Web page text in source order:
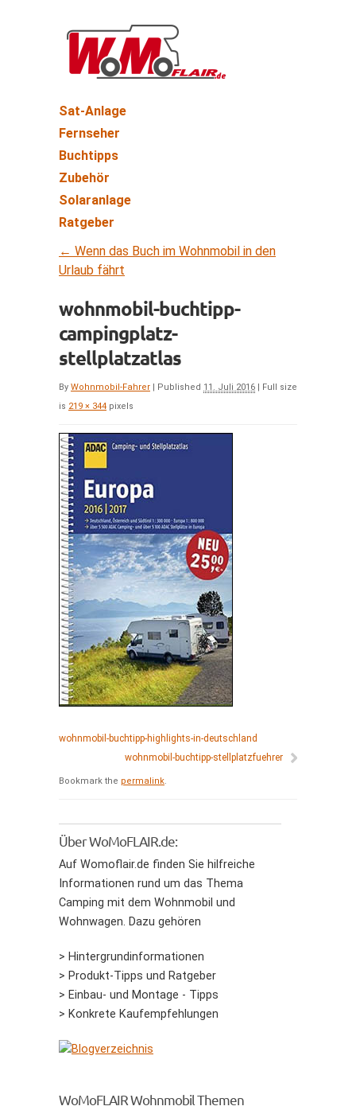
Sat-Anlage
Fernseher
Buchtipps
Zubehör
Solaranlage
Ratgeber
← Wenn das Buch im Wohnmobil in den
Urlaub fährt
wohnmobil-buchtipp-
campingplatz-
stellplatzatlas
By Wohnmobil-Fahrer | Published 11. Juli 2016 | Full size
is 219 × 344 pixels
wohnmobil-buchtipp-highlights-in-deutschland
wohnmobil-buchtipp-stellplatzfuehrer
Bookmark the permalink.
Über WoMoFLAIR.de:
Auf Womoflair.de finden Sie hilfreiche
Informationen rund um das Thema
Camping mit dem Wohnmobil und
Wohnwagen. Dazu gehören
> Hintergrundinformationen
> Produkt-Tipps und Ratgeber
> Einbau- und Montage - Tipps
> Konkrete Kaufempfehlungen
WoMoFLAIR Wohnmobil Themen